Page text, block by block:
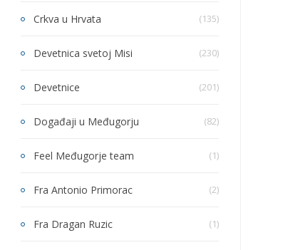
Crkva u Hrvata (135)
Devetnica svetoj Misi (230)
Devetnice (201)
Događaji u Međugorju (82)
Feel Međugorje team (1)
Fra Antonio Primorac (2)
Fra Dragan Ruzic (1)